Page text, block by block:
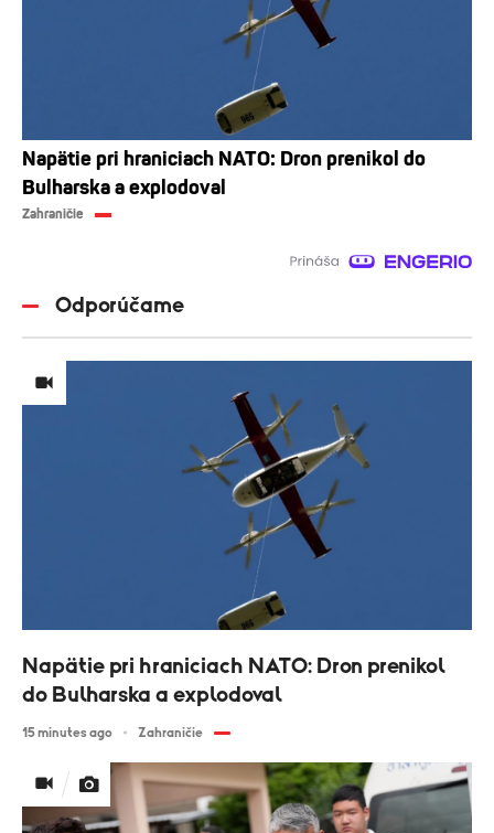
Napätie pri hraniciach NATO: Dron prenikol do
Bulharska a explodoval
Zahraničie
Odporúčame
Napätie pri hraniciach NATO: Dron prenikol
do Bulharska a explodoval
15 minutes ago Zahraničie